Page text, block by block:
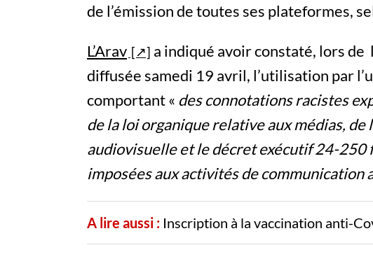
de l’émission de toutes ses plateformes,
L’Arav a indiqué avoir constaté, lors de
diffusée samedi 19 avril, l’utilisation par
comportant « des connotations racistes
de la loi organique relative aux médias,
audiovisuelle et le décret exécutif 24-250
imposées aux activités de communication
A lire aussi : Inscription à la vaccination anti-